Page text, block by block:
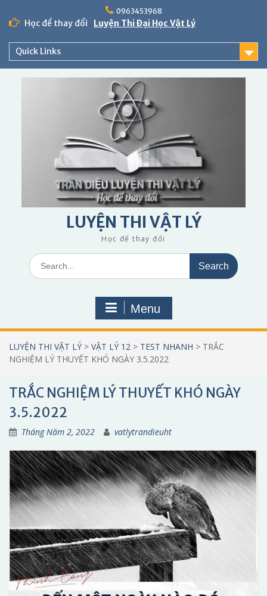
content
0963453968
Học để thay đổi Luyện Thi Đại Học Vật Lý
Quick Links
LUYỆN THI VẬT LÝ
Học để thay đổi
Search
for:
Menu
LUYỆN THI VẬT LÝ > VẬT LÝ 12 > TEST NHANH > TRẮC
NGHIỆM LÝ THUYẾT KHÓ NGÀY 3.5.2022
TRẮC NGHIỆM LÝ THUYẾT KHÓ NGÀY
3.5.2022
Tháng Năm 2, 2022 vatlytrandieuht